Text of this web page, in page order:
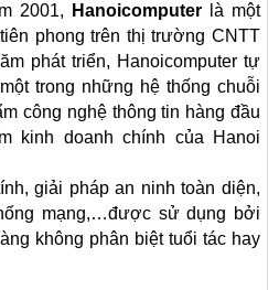
2001, Hanoicomputer là một
phong trên thị trường CNTT
phát triển, Hanoicomputer tự
trong những hệ thống chuỗi
công nghệ thông tin hàng đầu
kinh doanh chính của Hanoi
giải pháp an ninh toàn diện,
mạng,…được sử dụng bởi
không phân biệt tuổi tác hay